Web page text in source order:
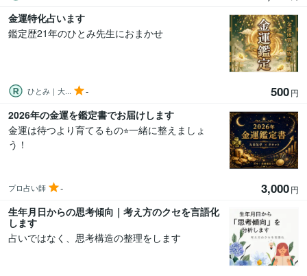
金運特化占います
鑑定歴21年のひとみ先生におまかせ
ひとみ｜大... - 500円
2026年の金運を鑑定書でお届けします
金運は待つより育てるもの⭐︎一緒に整えましょ
う！
プロ占い師 - 3,000円
生年月日からの思考傾向｜考え方のクセを言語化
します
占いではなく、思考構造の整理をします